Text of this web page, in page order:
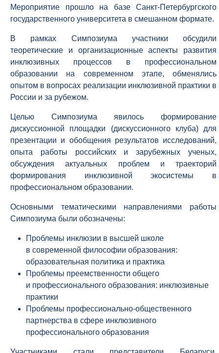
Мероприятие прошло на базе Санкт-Петербургского
государственного университета в смешанном формате.
В рамках Симпозиума участники обсудили
теоретические и организационные аспекты развития
инклюзивных процессов в профессиональном
образовании на современном этапе, обменялись
опытом в вопросах реализации инклюзивной практики в
России и за рубежом.
Целью Симпозиума явилось формирование
дискуссионной площадки (дискуссионного клуба) для
презентации и обобщения результатов исследований,
опыта работы российских и зарубежных ученых,
обсуждения актуальных проблем и траекторий
формирования инклюзивной экосистемы в
профессиональном образовании.
Основными тематическими направлениями работы
Симпозиума были обозначены:
Проблемы инклюзии в высшей школе
в современной философии образования:
образовательная политика и практика
Проблемы преемственности общего
и профессионального образования: инклюзивные
практики
Проблемы профессионально-общественного
партнерства в сфере инклюзивного
профессионального образования